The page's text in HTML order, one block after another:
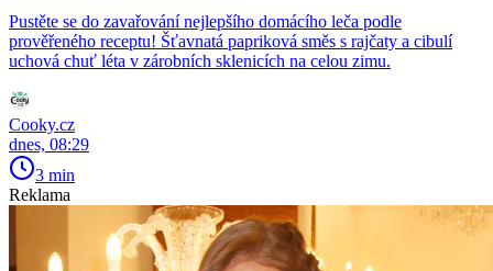
Pustěte se do zavařování nejlepšího domácího leča podle
prověřeného receptu! Šťavnatá papriková směs s rajčaty a cibulí
uchová chuť léta v zárobních sklenicích na celou zimu.
Cooky.cz
dnes, 08:29
3 min
Reklama